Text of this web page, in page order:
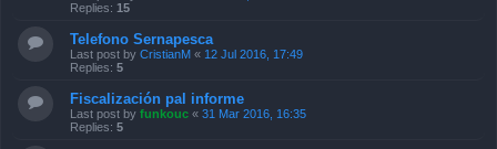
Replies: 15
Telefono Sernapesca
Last post by CristianM « 12 Jul 2016, 17:49
Replies: 5
Fiscalización pal informe
Last post by funkouc « 31 Mar 2016, 16:35
Replies: 5